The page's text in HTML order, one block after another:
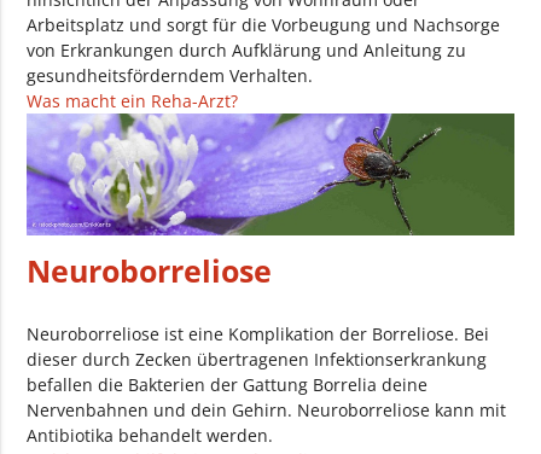
Arbeitsplatz und sorgt für die Vorbeugung und Nachsorge
von Erkrankungen durch Aufklärung und Anleitung zu
gesundheitsförderndem Verhalten.
Was macht ein Reha-Arzt?
Neuroborreliose
Neuroborreliose ist eine Komplikation der Borreliose. Bei
dieser durch Zecken übertragenen Infektionserkrankung
befallen die Bakterien der Gattung Borrelia deine
Nervenbahnen und dein Gehirn. Neuroborreliose kann mit
Antibiotika behandelt werden.